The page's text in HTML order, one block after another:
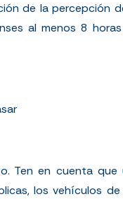
de la percepción
al menos 8
Ten en cuenta que
los vehículos